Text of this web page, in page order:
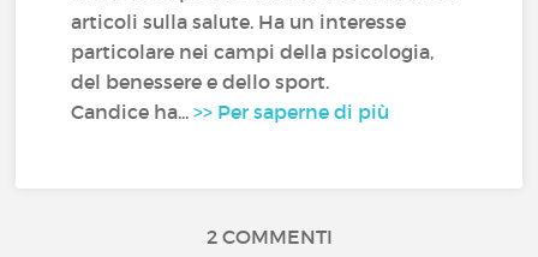
articoli sulla salute. Ha un interesse
particolare nei campi della psicologia,
del benessere e dello sport.
Candice ha...>> Per saperne di più
2 COMMENTI